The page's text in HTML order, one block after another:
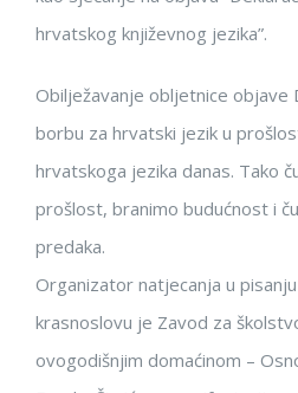
hrvatskog književnog jezika”.
Obilježavanje obljetnice objave
borbu za hrvatski jezik u
hrvatskoga jezika danas. Tako
prošlost, branimo budućnost i
predaka.
Organizator natjecanja u
krasnoslovu je Zavod za
ovogodišnjim domaćinom –